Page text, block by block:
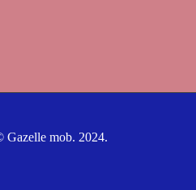
Gazelle mob. 2024.